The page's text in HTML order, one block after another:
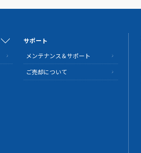
サポート
メンテナンス＆サポート
ご売却について